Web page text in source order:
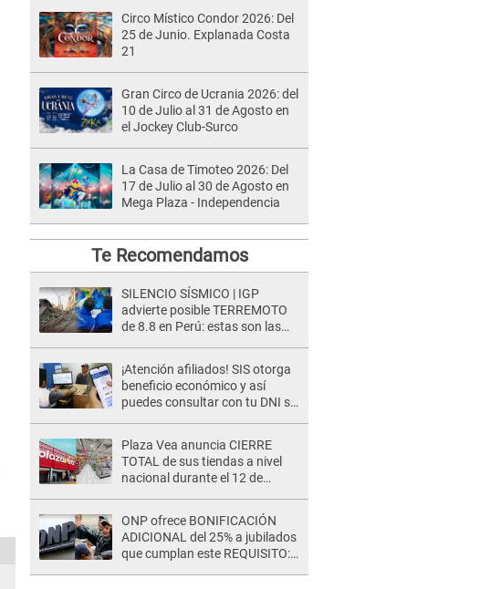
Circo Místico Condor 2026: Del
25 de Junio. Explanada Costa
21
Gran Circo de Ucrania 2026: del
10 de Julio al 31 de Agosto en
el Jockey Club-Surco
La Casa de Timoteo 2026: Del
17 de Julio al 30 de Agosto en
Mega Plaza - Independencia
Te Recomendamos
SILENCIO SÍSMICO | IGP
advierte posible TERREMOTO
de 8.8 en Perú: estas son las
¡Atención afiliados! SIS otorga
beneficio económico y así
puedes consultar con tu DNI si
Plaza Vea anuncia CIERRE
TOTAL de sus tiendas a nivel
nacional durante el 12 de
ONP ofrece BONIFICACIÓN
ADICIONAL del 25% a jubilados
que cumplan este REQUISITO: